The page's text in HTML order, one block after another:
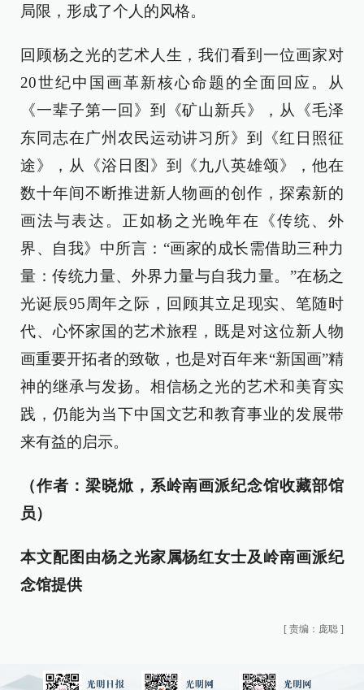
局限，形成了个人的风格。
回顾杨之光的艺术人生，我们看到一位画家对
20世纪中国画革新核心命题的全面回应。从
《一辈子第一回》到《矿山新兵》，从《毛泽
东同志在广州农民运动讲习所》到《红日照征
途》，从《浴日图》到《九八英雄颂》，他在
数十年间不断推进新人物画的创作，探索新的
画法与表达。正如杨之光晚年在《传统、外
界、自我》中所言：“画家的成长需借助三种力
量：传统力量、外界力量与自我力量。”在杨之
光诞辰95周年之际，回顾其立足现实、笔随时
代、心怀家国的艺术旅程，既是对这位新人物
画重要开拓者的致敬，也是对百年来“新国画”精
神的继承与发扬。相信杨之光的艺术和美育实
践，仍能为当下中国文艺和教育事业的发展带
来有益的启示。
（作者：梁晓焮，系岭南画派纪念馆收藏部馆
员）
本文配图由杨之光家属杨红女士及岭南画派纪
念馆提供
[ 责编：庞聪 ]